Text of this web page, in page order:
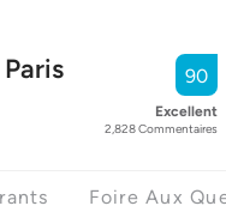
90
Excellent
2,828Commentaires
Foire Aux